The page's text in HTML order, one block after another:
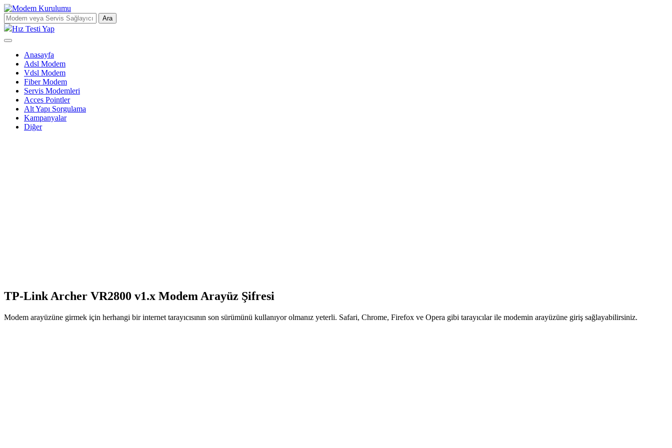
Ara
Hız Testi Yap
Anasayfa
Adsl Modem
Vdsl Modem
Fiber Modem
Servis Modemleri
Acces Pointler
Alt Yapı Sorgulama
Kampanyalar
Diğer
TP-Link Archer VR2800 v1.x Modem Arayüz Şifresi
Modem arayüzüne girmek için herhangi bir internet tarayıcısının son sürümünü kullanıyor olmanız yeterli. Safari, Chrome, Firefox ve Opera gibi tarayıcılar ile modemin arayüzüne giriş sağlayabilirsiniz.